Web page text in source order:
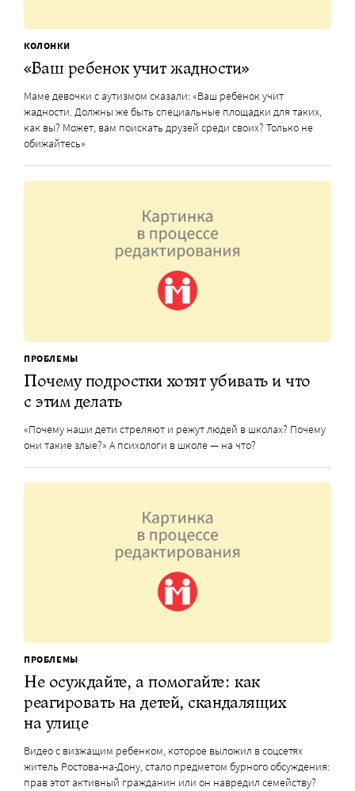
КОЛОНКИ
«Ваш ребенок учит жадности»
Маме девочки с аутизмом сказали: «Ваш ребенок учит
жадности. Должны же быть специальные площадки для таких,
как вы? Может, вам поискать друзей среди своих? Только не
обижайтесь»
ПРОБЛЕМЫ
Почему подростки хотят убивать и что
с этим делать
«Почему наши дети стреляют и режут людей в школах? Почему
они такие злые?» А психологи в школе — на что?
ПРОБЛЕМЫ
Не осуждайте, а помогайте: как
реагировать на детей, скандалящих
на улице
Видео с визжащим ребенком, которое выложил в соцсетях
житель Ростова-на-Дону, стало предметом бурного обсуждения:
прав этот активный гражданин или он навредил семейству?